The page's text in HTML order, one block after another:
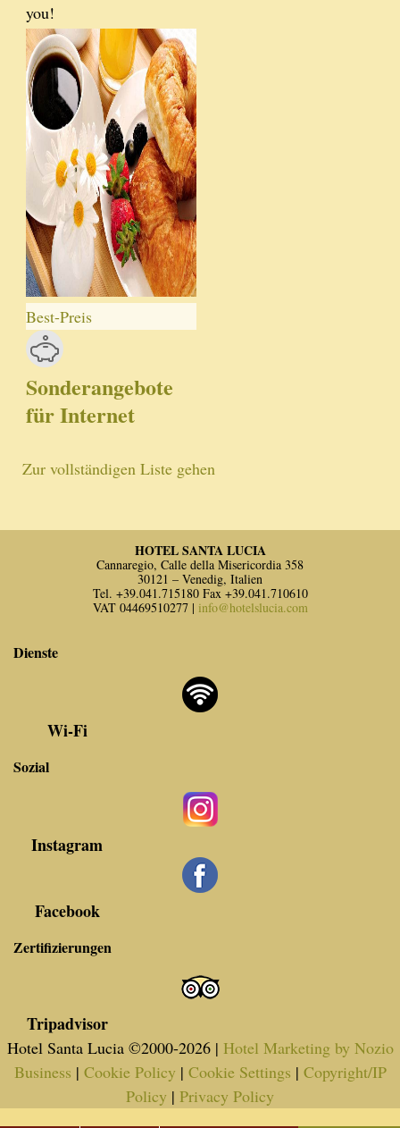
you!
Best-Preis
Sonderangebote
für Internet
Zur vollständigen Liste gehen
HOTEL SANTA LUCIA
Cannaregio, Calle della Misericordia 358
30121 – Venedig, Italien
Tel. +39.041.715180 Fax +39.041.710610
VAT 04469510277 | info@hotelslucia.com
Dienste
Wi-Fi
Sozial
Instagram
Facebook
Zertifizierungen
Tripadvisor
Hotel Santa Lucia ©2000-2026| Hotel Marketing by Nozio
Business | Cookie Policy | Cookie Settings | Copyright/IP
Policy | Privacy Policy